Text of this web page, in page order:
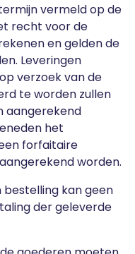
vermeld op de
recht voor de
en gelden de
Leveringen
verzoek van de
te worden zullen
aangerekend
het
forfaitaire
worden.
bestelling kan geen
der geleverde